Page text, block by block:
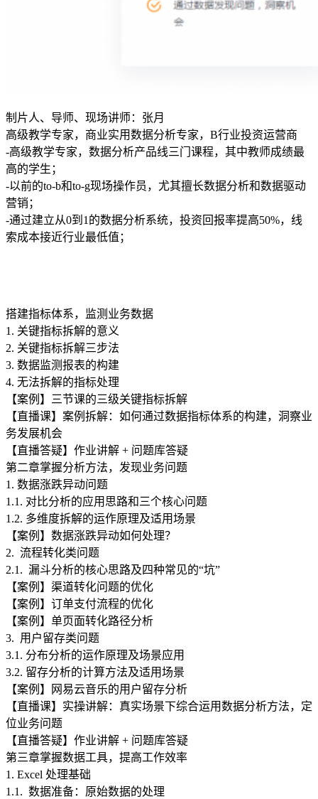
制片人、导师、现场讲师：张月
高级教学专家，商业实用数据分析专家，B行业投资运营商
-高级教学专家，数据分析产品线三门课程，其中教师成绩最
高的学生；
-以前的to-b和to-g现场操作员，尤其擅长数据分析和数据驱动
营销；
-通过建立从0到1的数据分析系统，投资回报率提高50%，线
索成本接近行业最低值；
搭建指标体系，监测业务数据
1. 关键指标拆解的意义
2. 关键指标拆解三步法
3. 数据监测报表的构建
4. 无法拆解的指标处理
【案例】三节课的三级关键指标拆解
【直播课】案例拆解：如何通过数据指标体系的构建，洞察业
务发展机会
【直播答疑】作业讲解 + 问题库答疑
第二章掌握分析方法，发现业务问题
1. 数据涨跌异动问题
1.1. 对比分析的应用思路和三个核心问题
1.2. 多维度拆解的运作原理及适用场景
【案例】数据涨跌异动如何处理？
2. 流程转化类问题
2.1. 漏斗分析的核心思路及四种常见的“坑”
【案例】渠道转化问题的优化
【案例】订单支付流程的优化
【案例】单页面转化路径分析
3. 用户留存类问题
3.1. 分布分析的运作原理及场景应用
3.2. 留存分析的计算方法及适用场景
【案例】网易云音乐的用户留存分析
【直播课】实操讲解：真实场景下综合运用数据分析方法，定
位业务问题
【直播答疑】作业讲解 + 问题库答疑
第三章掌握数据工具，提高工作效率
1. Excel 处理基础
1.1. 数据准备：原始数据的处理